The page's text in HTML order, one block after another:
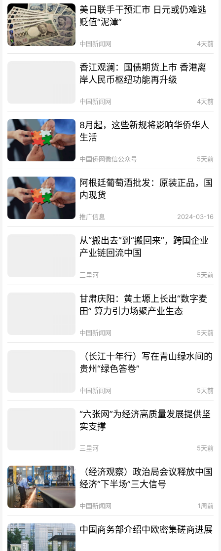
美日联手干预汇市 日元或仍难逃
贬值“泥潭”
中国新闻网 4天前
香江观澜：国债期货上市 香港离
岸人民币枢纽功能再升级
中国新闻网 4天前
8月起，这些新规将影响华侨华人
生活
中国侨网微信公众号 5天前
阿根廷葡萄酒批发：原装正品，国
内现货
推广信息 2024-03-16
从“搬出去”到“搬回来”，跨国企业
产业链回流中国
三里河 5天前
甘肃庆阳：黄土塬上长出“数字麦
田” 算力引力场聚产业生态
中国新闻网 5天前
（长江十年行）写在青山绿水间的
贵州“绿色答卷”
中国新闻网 5天前
“六张网”为经济高质量发展提供坚
实支撑
三里河 5天前
（经济观察）政治局会议释放中国
经济“下半场”三大信号
中国新闻网 1周前
中国商务部介绍中欧密集磋商进展